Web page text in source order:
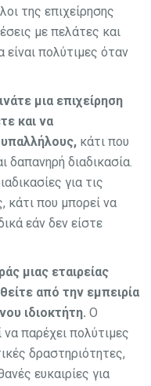
της επιχείρησης
με πελάτες και
είναι πολύτιμες όταν
μια επιχείρηση
και να
κάτι που
δαπανηρή διαδικασία.
για τις
κάτι που μπορεί να
εάν δεν είστε
μιας εταιρείας
από την εμπειρία
ιδιοκτήτη. Ο
παρέχει πολύτιμες
δραστηριότητες,
ευκαιρίες για